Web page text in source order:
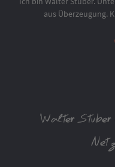
aus Überzeugung.
Walter Stuber